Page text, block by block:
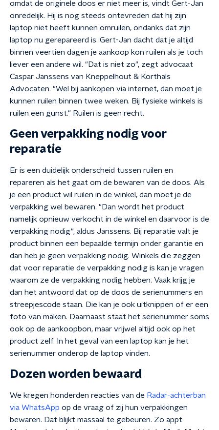
omdat de originele doos er niet meer is, vindt Gert-Jan
onredelijk. Hij is nog steeds ontevreden dat hij zijn
laptop niet heeft kunnen omruilen, ondanks dat zijn
laptop nu gerepareerd is. Gert-Jan dacht dat je altijd
binnen veertien dagen je aankoop kon ruilen als je toch
liever een andere wil. "Dat is niet zo", zegt advocaat
Caspar Janssens van Kneppelhout & Korthals
Advocaten. "Wel bij aankopen via internet, dan moet je
kunnen ruilen binnen twee weken. Bij fysieke winkels is
ruilen een gunst." Ruilen is geen recht.
Geen verpakking nodig voor
reparatie
Er is een duidelijk onderscheid tussen ruilen en
repareren als het gaat om de bewaren van de doos. Als
je een product wil ruilen in de winkel, dan moet je de
verpakking wel bewaren. "Dan wordt het product
namelijk opnieuw verkocht in de winkel en daarvoor is de
verpakking nodig", aldus Janssens. Bij reparatie valt je
product binnen een bepaalde termijn onder garantie en
dan heb je geen verpakking nodig. Winkels die zeggen
dat voor reparatie de verpakking nodig is kan je vragen
waarom ze de verpakking nodig hebben. Vaak krijg je
dan het antwoord dat op de doos de serienummers en
streepjescode staan. Die kan je ook uitknippen of er een
foto van maken. Daarnaast staat het serienummer soms
ook op de aankoopbon, maar vrijwel altijd ook op het
product zelf. In het geval van een laptop kan je het
serienummer onderop de laptop vinden.
Dozen worden bewaard
We kregen honderden reacties van de Radar-achterban
via WhatsApp op de vraag of zij hun verpakkingen
bewaren. Dat blijkt massaal te gebeuren. Zo appt